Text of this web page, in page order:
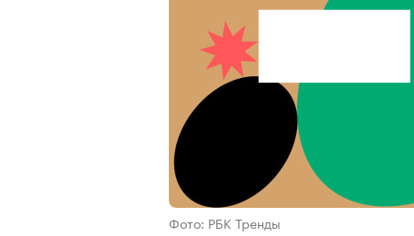
Фото: РБК Тренды